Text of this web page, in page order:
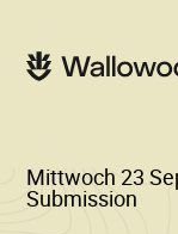
springen
springen
Mittwoch 23
Submission